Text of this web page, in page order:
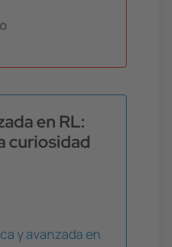
en RL:
curiosidad
y avanzada en